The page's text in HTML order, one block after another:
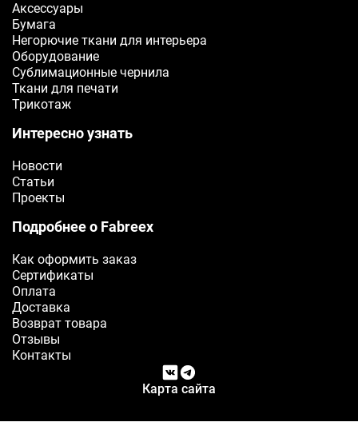
Аксессуары
Бумага
Негорючие ткани для интерьера
Оборудование
Сублимационные чернила
Ткани для печати
Трикотаж
Интересно узнать
Новости
Статьи
Проекты
Подробнее о Fabreex
Как оформить заказ
Сертификаты
Оплата
Доставка
Возврат товара
Отзывы
Контакты
Карта сайта